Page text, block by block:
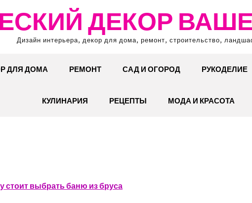
ДЕКОР
Дизайн интерьера, декор для дома, ремонт, строительство,
ДЛЯ ДОМА РЕМОНТ САД И ОГОРОД РУКОДЕЛИЕ
КУЛИНАРИЯ РЕЦЕПТЫ МОДА И КРАСОТА
стоит выбрать баню из бруса